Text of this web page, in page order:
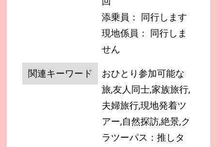
添乗員： 同行します
現地係員： 同行しま
せん
関連キーワード
おひとり参加可能な
旅,友人同士,家族旅行,
夫婦旅行,現地発着ツ
アー,自然探訪,絶景,ク
ラツーパス：推しタ